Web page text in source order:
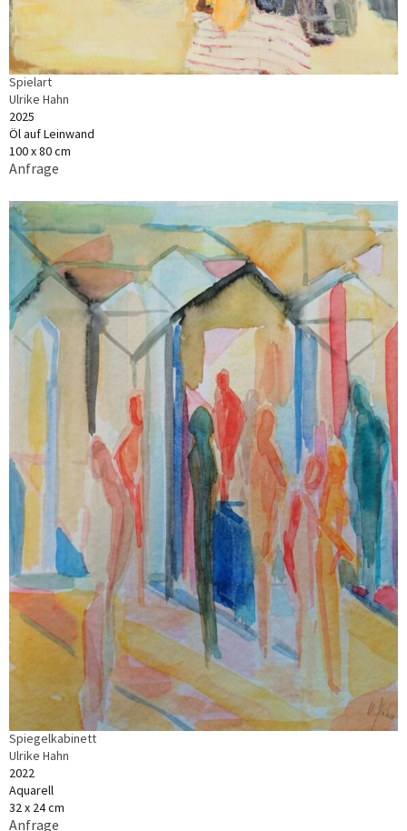
Spielart
Ulrike Hahn
2025
Öl auf Leinwand
100 x 80 cm
Anfrage
Spiegelkabinett
Ulrike Hahn
2022
Aquarell
32 x 24 cm
Anfrage